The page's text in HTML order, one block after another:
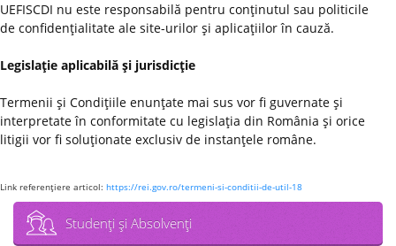
UEFISCDI nu este responsabilă pentru conţinutul sau politicile
de confidenţialitate ale site-urilor şi aplicaţiilor în cauză.
Legislaţie aplicabilă şi jurisdicţie
Termenii şi Condiţiile enunţate mai sus vor fi guvernate şi
interpretate în conformitate cu legislaţia din România şi orice
litigii vor fi soluţionate exclusiv de instanţele române.
Link referenţiere articol: https://rei.gov.ro/termeni-si-conditii-de-util-18
Studenţi şi Absolvenţi